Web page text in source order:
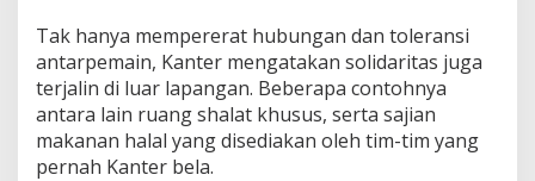
Tak hanya mempererat hubungan dan toleransi
antarpemain, Kanter mengatakan solidaritas juga
terjalin di luar lapangan. Beberapa contohnya
antara lain ruang shalat khusus, serta sajian
makanan halal yang disediakan oleh tim-tim yang
pernah Kanter bela.